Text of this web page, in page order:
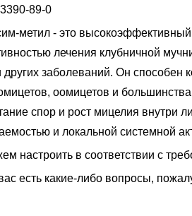
89-0
метил - это
лечения клубничной
других заболеваний. Он способен
оомицетов и
спор и рост мицелия внутри
и локальной системной
настроить в соответствии с
есть какие-либо вопросы,